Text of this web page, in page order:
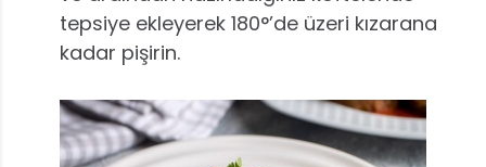
tepsiye ekleyerek 180°’de üzeri kızarana
kadar pişirin.